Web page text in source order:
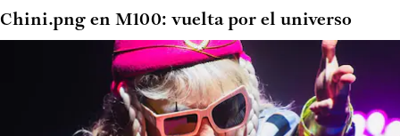
Chini.png en M100: vuelta por el universo